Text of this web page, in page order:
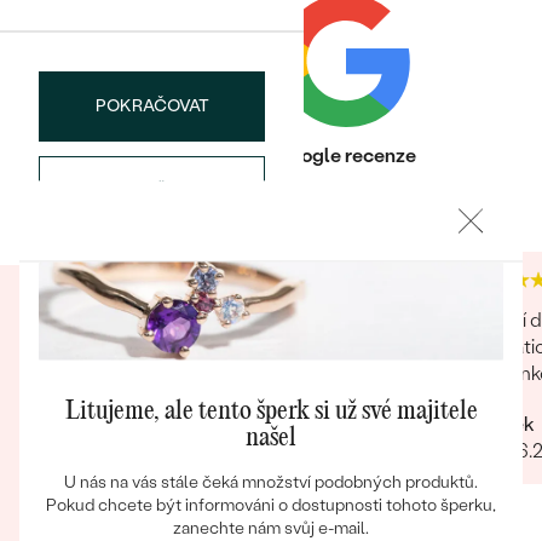
Bestsellery
POKRAČOVAT
Heureka recenze Google recenze
Nevyhodu asi nenajdu. byl jsem spokojený, není
co dodat, objednal jsem přes net, do pár dnů
udelaly radost pod stromečkem. můžu jen
doporučit Děkuji
co jsem koupil pro holky, úplně super, děkuju
Kvalita
Zboží
Radek
Litujeme, ale tento šperk si už své majitele
našel
U nás na vás stále čeká množství podobných produktů.
Pokud chcete být informováni o dostupnosti tohoto šperku,
zanechte nám svůj e-mail.